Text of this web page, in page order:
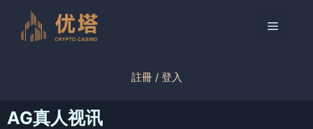
菜
註冊 / 登入
AG真人视讯